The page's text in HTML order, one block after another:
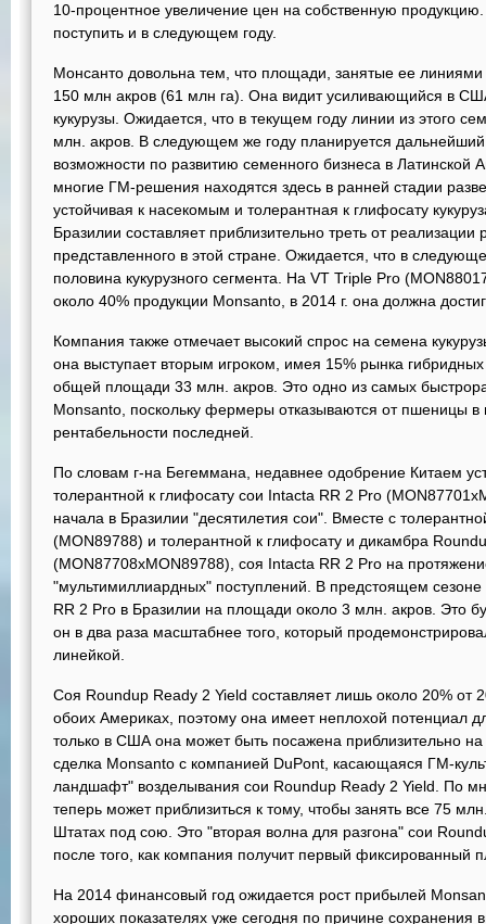
10-процентное увеличение цен на собственную
поступить и в следующем году.
Монсанто довольна тем, что площади, занятые ее линиями
150 млн акров (61 млн га). Она видит усиливающийся в
кукурузы. Ожидается, что в текущем году линии из этого
млн. акров. В следующем же году планируется
возможности по развитию семенного бизнеса в Латинской
многие ГМ-решения находятся здесь в ранней стадии
устойчивая к насекомым и толерантная к глифосату
Бразилии составляет приблизительно треть от
представленного в этой стране. Ожидается, что в
половина кукурузного сегмента. На VT Triple Pro
около 40% продукции Monsanto, в 2014 г. она должна
Компания также отмечает высокий спрос на семена
она выступает вторым игроком, имея 15% рынка
общей площади 33 млн. акров. Это одно из самых
Monsanto, поскольку фермеры отказываются от пшеницы в
рентабельности последней.
По словам г-на Бегеммана, недавнее одобрение Китаем
толерантной к глифосату сои Intacta RR 2 Pro
начала в Бразилии "десятилетия сои". Вместе с
(MON89788) и толерантной к глифосату и дикамбра
(MON87708xMON89788), соя Intacta RR 2 Pro на
"мультимиллиардных" поступлений. В предстоящем
RR 2 Pro в Бразилии на площади около 3 млн. акров. Это
он в два раза масштабнее того, который
линейкой.
Соя Roundup Ready 2 Yield составляет лишь около 20% от
обоих Америках, поэтому она имеет неплохой потенциал
только в США она может быть посажена приблизительно
сделка Monsanto с компанией DuPont, касающаяся ГМ-
ландшафт" возделывания сои Roundup Ready 2 Yield. По
теперь может приблизиться к тому, чтобы занять все 75
Штатах под сою. Это "вторая волна для разгона" сои
после того, как компания получит первый фиксированный
На 2014 финансовый год ожидается рост прибылей
хороших показателях уже сегодня по причине сохранения